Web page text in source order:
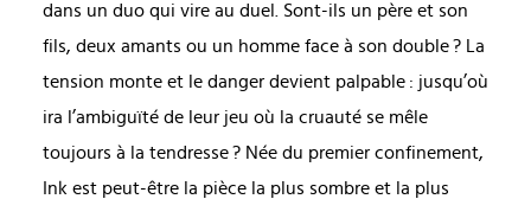
dans un duo qui vire au duel. Sont-ils un père et son
fils, deux amants ou un homme face à son double ? La
tension monte et le danger devient palpable : jusqu’où
ira l’ambiguïté de leur jeu où la cruauté se mêle
toujours à la tendresse ? Née du premier confinement,
Ink est peut-être la pièce la plus sombre et la plus